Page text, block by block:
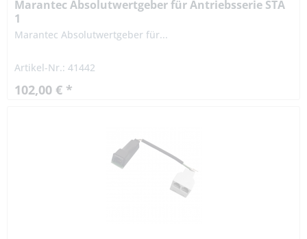
Marantec Absolutwertgeber für Antriebsserie STA
1
Marantec Absolutwertgeber für...
Artikel-Nr.: 41442
102,00 € *